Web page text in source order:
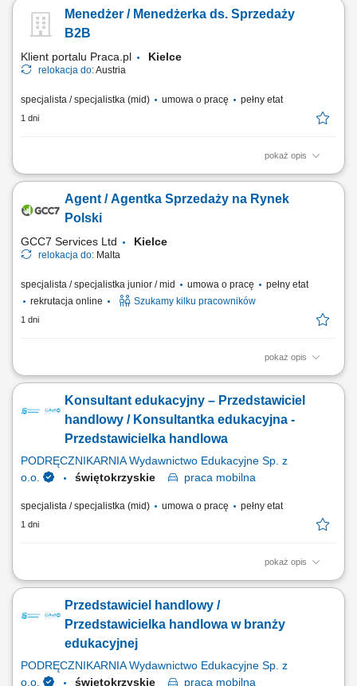
#experienceTTEC Our employees have spoken. Our purpose, team,
and company culture are amazing and our Great Place to Work®
Menedżer / Menedżerka ds. Sprzedaży
B2B
Klient portalu Praca.pl Kielce
relokacja do:Austria
specjalista / specjalistka (mid) umowa o pracę pełny etat
1 dni
pokaż opis
Sprzedaż szerokiej gamy nowych i używanych pojazdów użytkowych
doradztwo dla klientów B2B w zakresie zarządzania flotą oraz
finansowania; Aktywne rozwijanie i pozyskiwanie nowych rynków
Agent / Agentka Sprzedaży na Rynek
Polski
GCC7 Services Ltd Kielce
relokacja do: Malta
specjalista / specjalistka junior / mid umowa o pracę
pełny etat
rekrutacja online
Szukamy kilku pracowników
1 dni
pokaż opis
ZAKRES OBOWIĄZKÓW: Aktywny kontakt telefoniczny z klientami
finansami, w tym szkoleń z zakresu edukacji finansowej; Budowanie
relacji i pozyskiwanie klientów dla naszych kluczowych Partnerów
Biznesowych. CZEGO WYMAGAMY: Chęć...
Konsultant edukacyjny – Przedstawiciel
handlowy / Konsultantka edukacyjna -
Przedstawicielka handlowa
PODRĘCZNIKARNIA Wydawnictwo Edukacyjne Sp. z
o.o.
świętokrzyskie praca mobilna
specjalista / specjalistka (mid) umowa o pracę pełny etat
1 dni
pokaż opis
Twoje zadania aktywne pozyskiwanie nowych klientów i rozwijanie
sprzedażowych u klientów, sprzedaż pakietów edukacyjnych, pomocy
dydaktycznych, zabawek, elektroniki i wybranych usług,
przygotowywanie ofert dopasowanych do...
Przedstawiciel handlowy /
Przedstawicielka handlowa w branży
edukacyjnej
PODRĘCZNIKARNIA Wydawnictwo Edukacyjne Sp. z
o.o.
świętokrzyskie praca mobilna